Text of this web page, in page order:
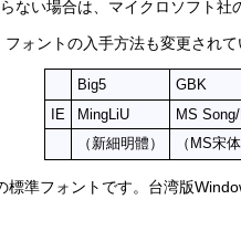
ない場合は、マイクロソフト社
ォントの入手方法も変更され
Big5 GBK
IE
MingLiU MS
（新細明體）
（MS宋
準フォントです。台湾版